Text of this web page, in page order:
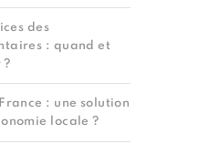
des
: quand et
?
: une solution
locale ?